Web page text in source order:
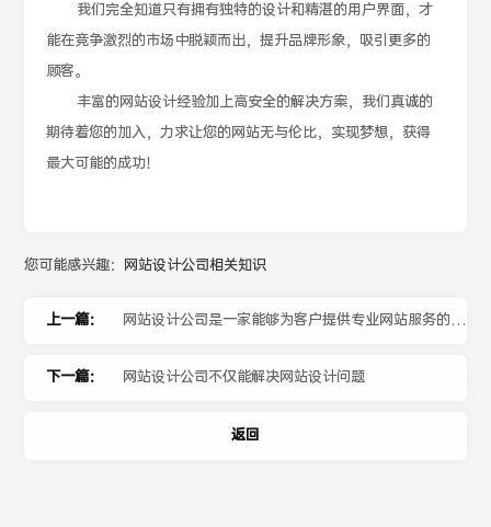
我们完全知道只有拥有独特的设计和精湛的用户界面，才
能在竞争激烈的市场中脱颖而出，提升品牌形象，吸引更多的
顾客。
丰富的网站设计经验加上高安全的解决方案，我们真诚的
期待着您的加入，力求让您的网站无与伦比，实现梦想，获得
最大可能的成功！
您可能感兴趣： 网站设计公司相关知识
上一篇： 网站设计公司是一家能够为客户提供专业网站服务的公
司
下一篇： 网站设计公司不仅能解决网站设计问题
返回